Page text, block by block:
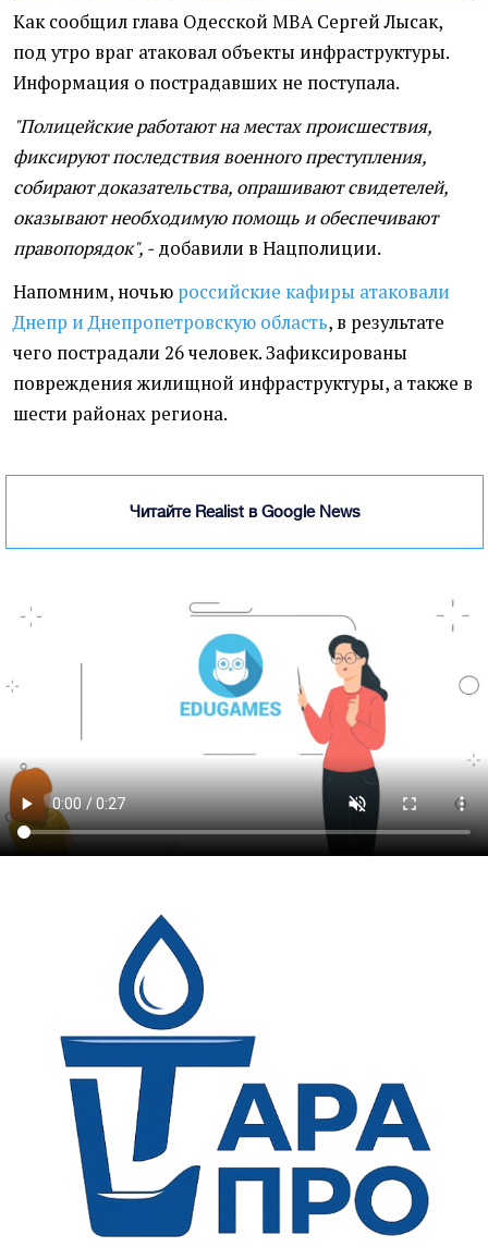
Как сообщил глава Одесской МВА Сергей Лысак,
под утро враг атаковал объекты инфраструктуры.
Информация о пострадавших не поступала.
"Полицейские работают на местах происшествия,
фиксируют последствия военного преступления,
собирают доказательства, опрашивают свидетелей,
оказывают необходимую помощь и обеспечивают
правопорядок", - добавили в Нацполиции.
Напомним, ночью российские кафиры атаковали
Днепр и Днепропетровскую область, в результате
чего пострадали 26 человек. Зафиксированы
повреждения жилищной инфраструктуры, а также в
шести районах региона.
Читайте Realist в Google News